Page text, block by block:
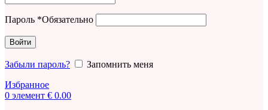
Пароль *Обязательно
Войти
Забыли пароль?
Запомнить меня
Избранное
0 элемент € 0.00